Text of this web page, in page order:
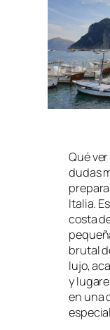
Qué
dudas
Italia.
costa
brutal
lujo,
y
en una